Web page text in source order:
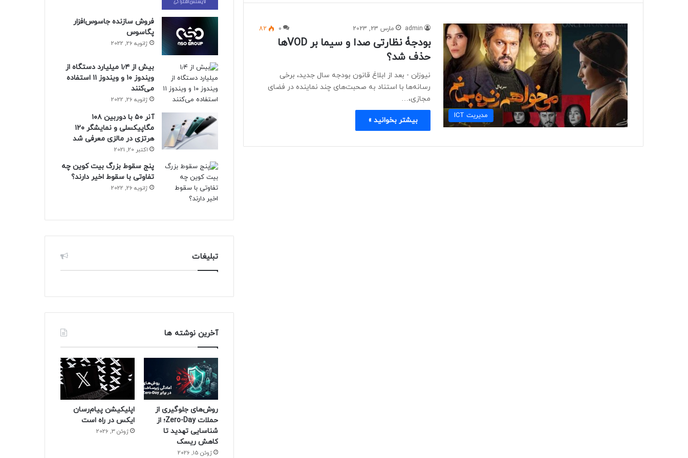
مديريت ICT
admin مارس 23, 2023 0
82
بودجۀ نظارتی صدا و سیما بر VODها
حذف شد؟
نیوزلن - بعد از ابلاغ قانون بودجه سال جدید، برخی
رسانه‌ها با استناد به صحبت‌های چند نماینده در فضای
مجازی،…
بیشتر بخوانید »
فروش سازنده جاسوس‌افزار
پگاسوس
ژانویه 26, 2022
بیش از ۱٫۴ میلیارد دستگاه از
ویندوز ۱۰ و ویندوز ۱۱ استفاده
می‌کنند
ژانویه 26, 2022
آنر ۵۰ با دوربین ۱۰۸
مگاپیکسلی و نمایشگر ۱۲۰
هرتزی در مالزی معرفی شد
اکتبر 20, 2021
پنج سقوط بزرگ بیت کوین چه
تفاوتی با سقوط اخیر دارند؟
ژانویه 26, 2022
تبلیغات
آخرین نوشته ها
روش‌های جلوگیری از
حملات Zero-Day؛ از
شناسایی تهدید تا
کاهش ریسک
ژوئن 15, 2026
اپلیکیشن پیام‌رسان
ایکس در راه است
ژوئن 3, 2026